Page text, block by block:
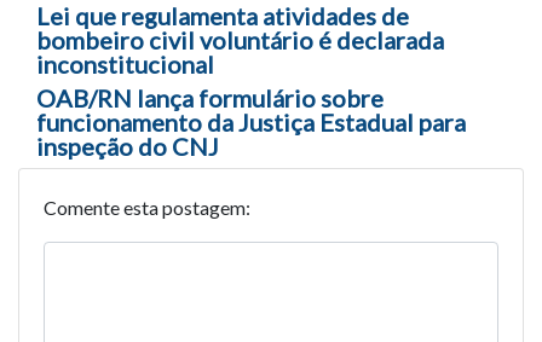
Navegação entre posts
Lei que regulamenta atividades de
bombeiro civil voluntário é declarada
inconstitucional
OAB/RN lança formulário sobre
funcionamento da Justiça Estadual para
inspeção do CNJ
Comente esta postagem: